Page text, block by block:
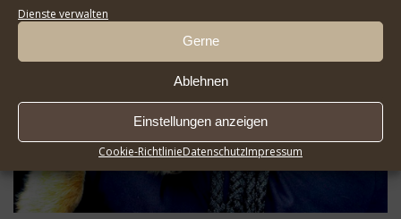
Dienste verwalten
Gerne
Ablehnen
Einstellungen anzeigen
Cookie-RichtlinieDatenschutzImpressum